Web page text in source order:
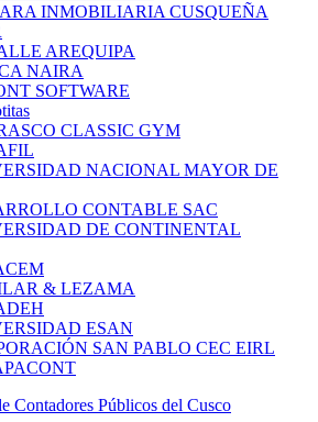
Contadores Públicos del Cusco